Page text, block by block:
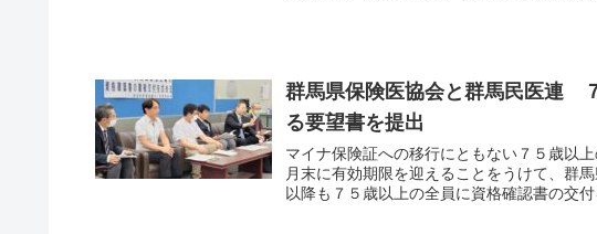
群馬県保険医協会と群馬民医連
る要望書を提出
マイナ保険証への移行にともない７５歳以
月末に有効期限を迎えることをうけて、群
以降も７５歳以上の全員に資格確認書の交